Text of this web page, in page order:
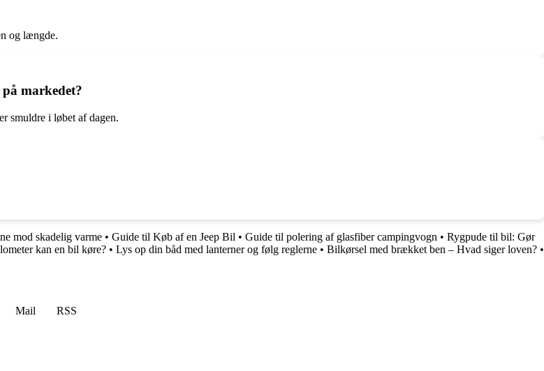
og længde.
markedet?
smuldre i løbet af dagen.
mod skadelig varme • Guide til Køb af en Jeep Bil • Guide til polering af glasfiber campingvogn • Rygpude til bil: Gør
kan en bil køre? • Lys op din båd med lanterner og følg reglerne • Bilkørsel med brækket ben – Hvad siger loven? •
Mail
RSS